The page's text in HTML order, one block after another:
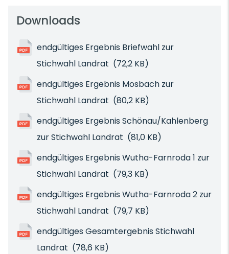
Downloads
endgültiges Ergebnis Briefwahl zur
Stichwahl Landrat (72,2 KB)
endgültiges Ergebnis Mosbach zur
Stichwahl Landrat (80,2 KB)
endgültiges Ergebnis Schönau/Kahlenberg
zur Stichwahl Landrat (81,0 KB)
endgültiges Ergebnis Wutha-Farnroda 1 zur
Stichwahl Landrat (79,3 KB)
endgültiges Ergebnis Wutha-Farnroda 2 zur
Stichwahl Landrat (79,7 KB)
endgültiges Gesamtergebnis Stichwahl
Landrat (78,6 KB)